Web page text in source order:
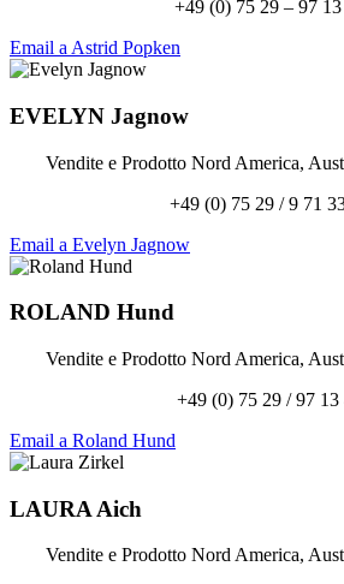
+49 (0) 75 29 – 97
Email a Astrid Popken
EVELYN Jagnow
Vendite e Prodotto Nord America,
+49 (0) 75 29 / 9 71
Email a Evelyn Jagnow
ROLAND Hund
Vendite e Prodotto Nord America,
+49 (0) 75 29 / 97 13
Email a Roland Hund
LAURA Aich
Vendite e Prodotto Nord America,